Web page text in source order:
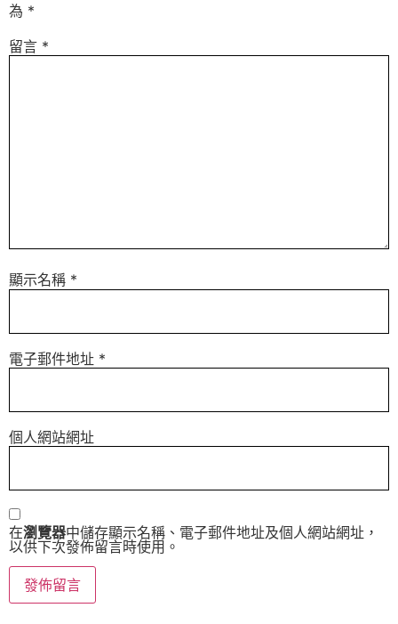
為 *
留言 *
顯示名稱 *
電子郵件地址 *
個人網站網址
在瀏覽器中儲存顯示名稱、電子郵件地址及個人網站網址，
以供下次發佈留言時使用。